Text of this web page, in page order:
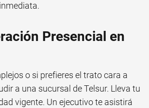
Presencial en
o si prefieres el trato cara a
a una sucursal de Telsur. Lleva tu
vigente. Un ejecutivo te asistirá